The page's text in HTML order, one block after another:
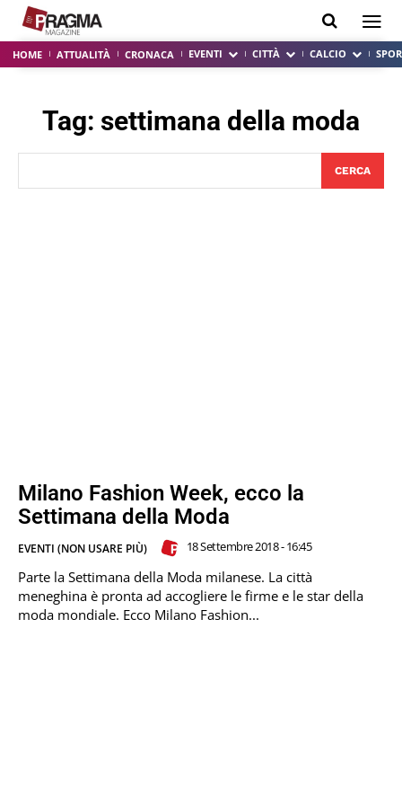
HOME ATTUALITÀ CRONACA EVENTI CITTÀ CALCIO
Tag: settimana della moda
CERCA
Milano Fashion Week, ecco la
Settimana della Moda
EVENTI (NON USARE PIÙ) 18 Settembre 2018 - 16:45
Parte la Settimana della Moda milanese. La città
meneghina è pronta ad accogliere le firme e le star della
moda mondiale. Ecco Milano Fashion...